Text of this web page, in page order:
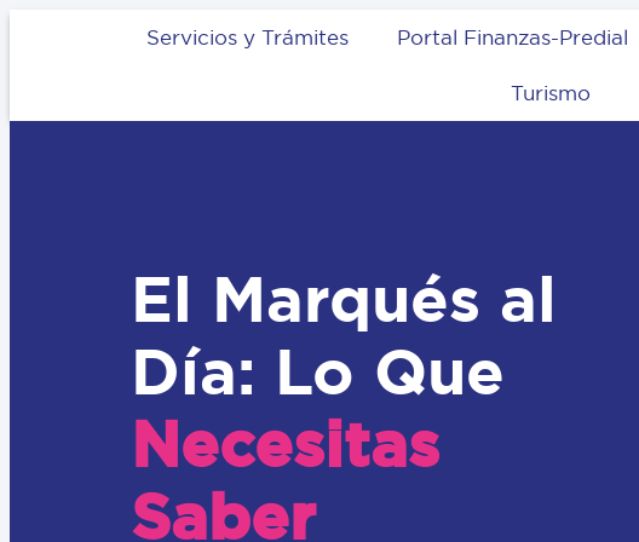
Servicios y Trámites Portal Finanzas-Predial
Turismo
El Marqués al
Día: Lo Que
Necesitas
Saber